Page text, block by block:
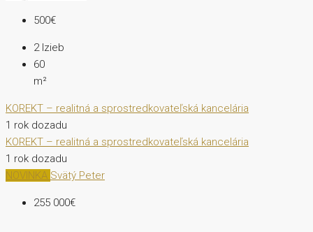
500€
2 Izieb
60
m²
KOREKT – realitná a sprostredkovateľská kancelária
1 rok dozadu
KOREKT – realitná a sprostredkovateľská kancelária
1 rok dozadu
NOVINKA Svätý Peter
255 000€